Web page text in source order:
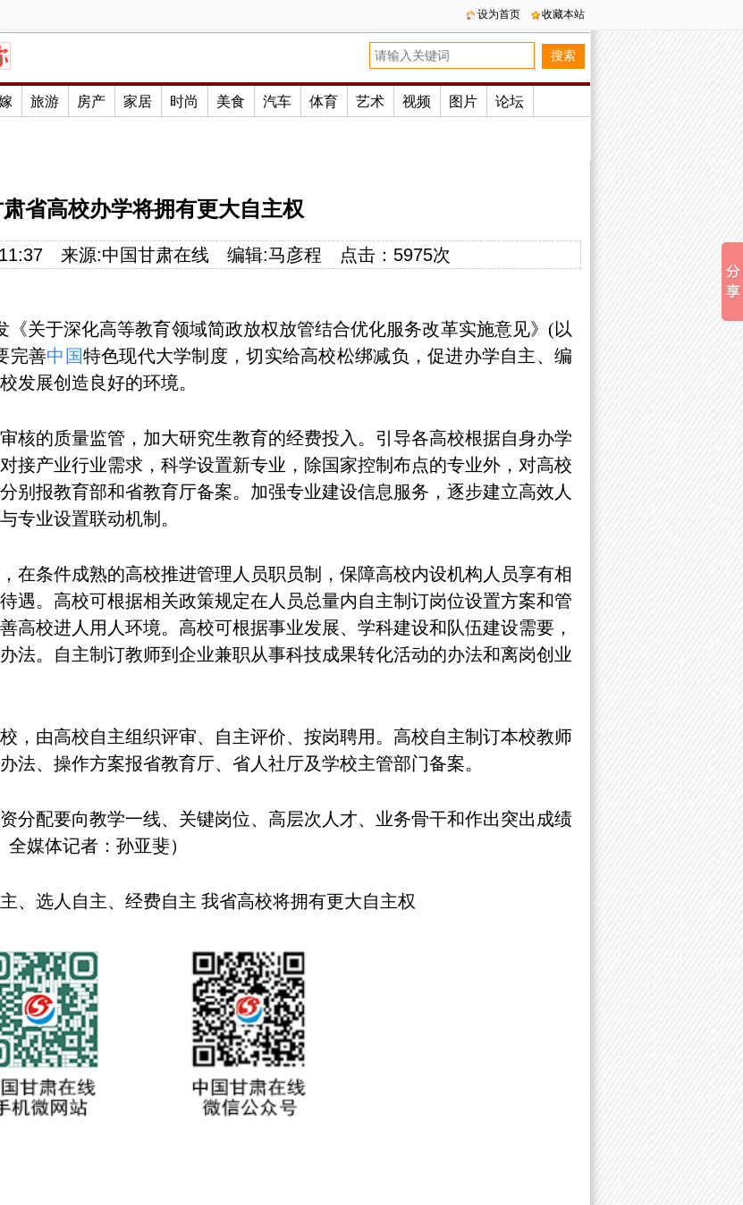
设为首页 收藏本站
旅游 房产 家居 时尚 美食 汽车 体育 艺术 视频 图片 论坛
省高校办学将拥有更大自主权
来源:中国甘肃在线 编辑:马彦程 点击： 5975次
《关于深化高等教育领域简政放权放管结合优化服务改革实施意见》(以
完善中国特色现代大学制度，切实给高校松绑减负，促进办学自主、编
发展创造良好的环境。
核的质量监管，加大研究生教育的经费投入。引导各高校根据自身办学
接产业行业需求，科学设置新专业，除国家控制布点的专业外，对高校
别报教育部和省教育厅备案。加强专业建设信息服务，逐步建立高效人
专业设置联动机制。
在条件成熟的高校推进管理人员职员制，保障高校内设机构人员享有相
遇。高校可根据相关政策规定在人员总量内自主制订岗位设置方案和管
高校进人用人环境。高校可根据事业发展、学科建设和队伍建设需要，
法。自主制订教师到企业兼职从事科技成果转化活动的办法和离岗创业
，由高校自主组织评审、自主评价、按岗聘用。高校自主制订本校教师
法、操作方案报省教育厅、省人社厅及学校主管部门备案。
分配要向教学一线、关键岗位、高层次人才、业务骨干和作出突出成绩
媒体记者：孙亚斐）
、选人自主、经费自主 我省高校将拥有更大自主权